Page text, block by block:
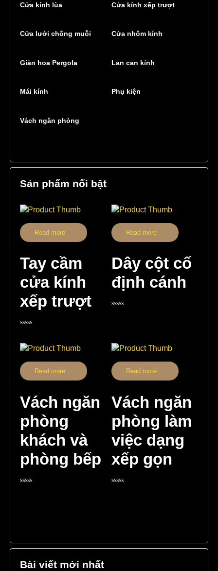
Cửa kính lùa Cửa kính xếp trượt
Cửa lưới chống muỗi Cửa nhôm kính
Giàn hoa Pergola Lan can kính
Mái kính Phụ kiện
Vách ngăn phòng
Sản phẩm nổi bật
Read more
Tay cầm
cửa kính
xếp trượt
out
of
Read more
Dây cột cố
định cánh
Read more
Vách ngăn
phòng
khách và
phòng bếp
Read more
Vách ngăn
phòng làm
việc dạng
xếp gọn
Bài viết mới nhất